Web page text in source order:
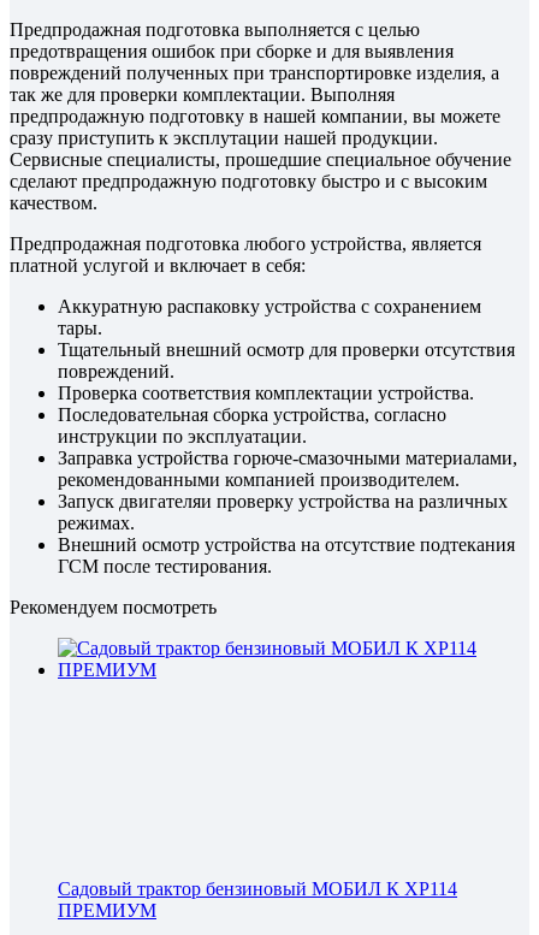
Предпродажная подготовка выполняется с целью
предотвращения ошибок при сборке и для выявления
повреждений полученных при транспортировке изделия, а
так же для проверки комплектации. Выполняя
предпродажную подготовку в нашей компании, вы можете
сразу приступить к эксплутации нашей продукции.
Сервисные специалисты, прошедшие специальное обучение
сделают предпродажную подготовку быстро и с высоким
качеством.
Предпродажная подготовка любого устройства, является
платной услугой и включает в себя:
Аккуратную распаковку устройства с сохранением
тары.
Тщательный внешний осмотр для проверки отсутствия
повреждений.
Проверка соответствия комплектации устройства.
Последовательная сборка устройства, согласно
инструкции по эксплуатации.
Заправка устройства горюче-смазочными материалами,
рекомендованными компанией производителем.
Запуск двигателяи проверку устройства на различных
режимах.
Внешний осмотр устройства на отсутствие подтекания
ГСМ после тестирования.
Рекомендуем посмотреть
Садовый трактор бензиновый МОБИЛ К XP114
ПРЕМИУМ